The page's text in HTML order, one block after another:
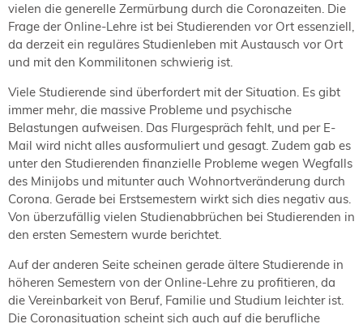
vielen die generelle Zermürbung durch die Coronazeiten. Die
Frage der Online-Lehre ist bei Studierenden vor Ort essenziell,
da derzeit ein reguläres Studienleben mit Austausch vor Ort
und mit den Kommilitonen schwierig ist.
Viele Studierende sind überfordert mit der Situation. Es gibt
immer mehr, die massive Probleme und psychische
Belastungen aufweisen. Das Flurgespräch fehlt, und per E-
Mail wird nicht alles ausformuliert und gesagt. Zudem gab es
unter den Studierenden finanzielle Probleme wegen Wegfalls
des Minijobs und mitunter auch Wohnortveränderung durch
Corona. Gerade bei Erstsemestern wirkt sich dies negativ aus.
Von überzufällig vielen Studienabbrüchen bei Studierenden in
den ersten Semestern wurde berichtet.
Auf der anderen Seite scheinen gerade ältere Studierende in
höheren Semestern von der Online-Lehre zu profitieren, da
die Vereinbarkeit von Beruf, Familie und Studium leichter ist.
Die Coronasituation scheint sich auch auf die berufliche